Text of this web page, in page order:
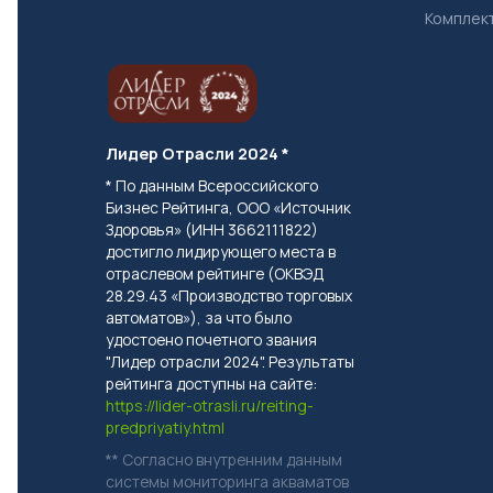
Лидер Отрасли 2024 *
* По данным Всероссийского
Бизнес Рейтинга, ООО «Источник
Здоровья» (ИНН 3662111822)
достигло лидирующего места в
отраслевом рейтинге (ОКВЭД
28.29.43 «Производство торговых
автоматов»), за что было
удостоено почетного звания
"Лидер отрасли 2024". Результаты
рейтинга доступны на сайте:
https://lider-otrasli.ru/reiting-
predpriyatiy.html
** Согласно внутренним данным
системы мониторинга акваматов